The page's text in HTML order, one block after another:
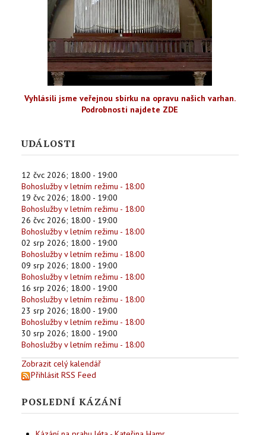
Vyhlásili jsme veřejnou sbírku na opravu našich varhan.
Podrobnosti najdete ZDE
UDÁLOSTI
12 čvc 2026; 18:00 - 19:00
Bohoslužby v letním režimu - 18:00
19 čvc 2026; 18:00 - 19:00
Bohoslužby v letním režimu - 18:00
26 čvc 2026; 18:00 - 19:00
Bohoslužby v letním režimu - 18:00
02 srp 2026; 18:00 - 19:00
Bohoslužby v letním režimu - 18:00
09 srp 2026; 18:00 - 19:00
Bohoslužby v letním režimu - 18:00
16 srp 2026; 18:00 - 19:00
Bohoslužby v letním režimu - 18:00
23 srp 2026; 18:00 - 19:00
Bohoslužby v letním režimu - 18:00
30 srp 2026; 18:00 - 19:00
Bohoslužby v letním režimu - 18:00
Zobrazit celý kalendář
Přihlásit RSS Feed
POSLEDNÍ KÁZÁNÍ